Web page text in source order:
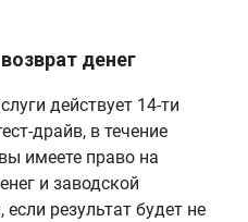
денег
действует 14-ти
драйв, в течение
имеете право на
и заводской
результат будет не